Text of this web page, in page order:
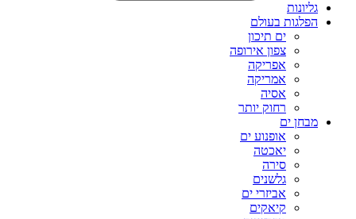
גליונות
הפלגות בעולם
ים תיכון
צפון אירופה
אפריקה
אמריקה
אסיה
רחוק יותר
מבחן ים
אופנוע ים
יאכטה
סירה
גלשנים
אביזרי ים
קיאקים